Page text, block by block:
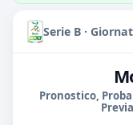
Serie B ·
Pronostico,